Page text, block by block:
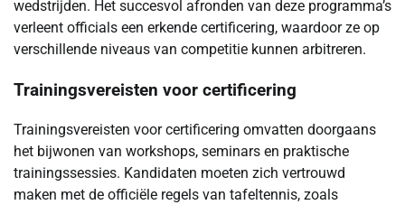
wedstrijden. Het succesvol afronden van deze programma’s
verleent officials een erkende certificering, waardoor ze op
verschillende niveaus van competitie kunnen arbitreren.
Trainingsvereisten voor certificering
Trainingsvereisten voor certificering omvatten doorgaans
het bijwonen van workshops, seminars en praktische
trainingssessies. Kandidaten moeten zich vertrouwd
maken met de officiële regels van tafeltennis, zoals